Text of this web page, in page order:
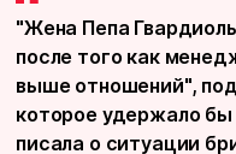
"Жена Пепа
после того как
выше отношений",
которое удержало бы
писала о ситуации